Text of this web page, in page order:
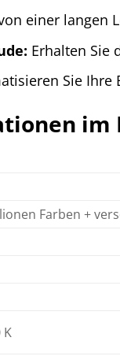
einer langen
Erhalten Sie
Sie
im
Farben +
K